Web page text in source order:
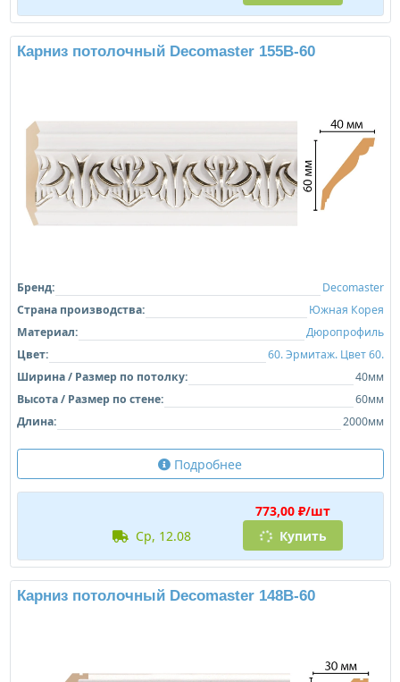
Карниз потолочный Decomaster 155B-60
Бренд:
Decomaster
Страна производства:
Южная Корея
Материал:
Дюропрофиль
Цвет:
60. Эрмитаж. Цвет 60.
Ширина / Размер по потолку:
40мм
Высота / Размер по стене:
60мм
Длина:
2000мм
Подробнее
773,00 ₽/шт
ср, 12.08
Купить
Карниз потолочный Decomaster 148B-60